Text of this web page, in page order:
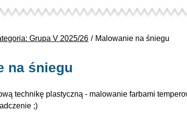
Grupa V 2025/26 Malowanie na śniegu
na śniegu
technikę plastyczną - malowanie farbami
;)